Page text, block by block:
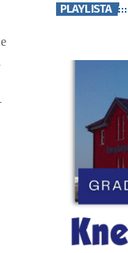
PLAYLISTA